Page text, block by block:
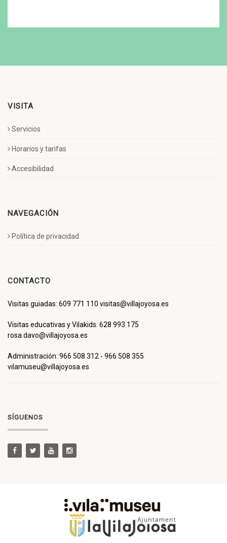
VISITA
Servicios
Horarios y tarifas
Accesibilidad
NAVEGACIÓN
Política de privacidad
CONTACTO
Visitas guiadas: 609 771 110 visitas@villajoyosa.es
Visitas educativas y Vilakids: 628 993 175
rosa.davo@villajoyosa.es
Administración: 966 508 312 - 966 508 355
vilamuseu@villajoyosa.es
SÍGUENOS